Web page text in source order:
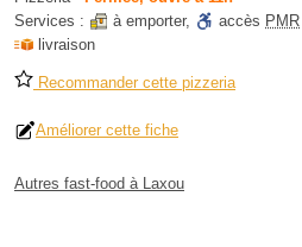
Services :
à emporter, accès PMR
livraison
Recommander cette pizzeria
Améliorer cette fiche
Autres fast-food à Laxou